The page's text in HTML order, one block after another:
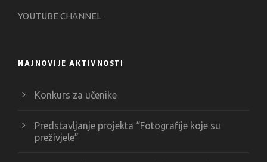
YOUTUBE CHANNEL
NAJNOVIJE AKTIVNOSTI
Konkurs za učenike
Predstavljanje projekta “Fotografije koje su
preživjele”